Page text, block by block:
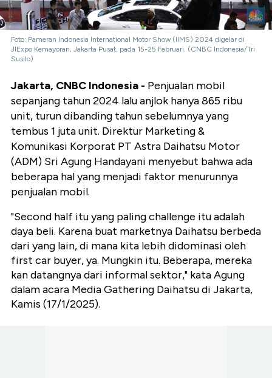
Foto: Pameran Indonesia International Motor Show (IIMS) 2024 digelar di
JIExpo Kemayoran, Jakarta Pusat, pada 15-25 Februari. (CNBC Indonesia/Tri
Susilo)
Jakarta, CNBC Indonesia - Penjualan mobil
sepanjang tahun 2024 lalu anjlok hanya 865 ribu
unit, turun dibanding tahun sebelumnya yang
tembus 1 juta unit. Direktur Marketing &
Komunikasi Korporat PT Astra Daihatsu Motor
(ADM) Sri Agung Handayani menyebut bahwa ada
beberapa hal yang menjadi faktor menurunnya
penjualan mobil.
"Second half itu yang paling challenge itu adalah
daya beli. Karena buat marketnya Daihatsu berbeda
dari yang lain, di mana kita lebih didominasi oleh
first car buyer, ya. Mungkin itu. Beberapa, mereka
kan datangnya dari informal sektor," kata Agung
dalam acara Media Gathering Daihatsu di Jakarta,
Kamis (17/1/2025).